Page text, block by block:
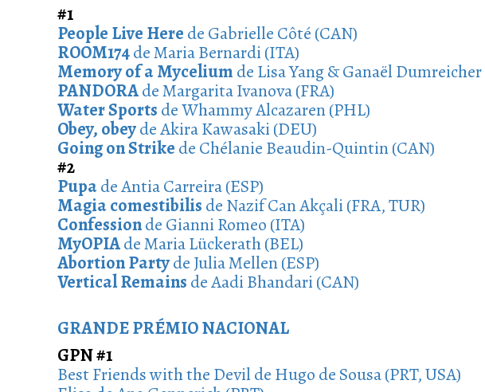
#1
People Live Here de Gabrielle Côté (CAN)
ROOM174de Maria Bernardi (ITA)
Memory of a Mycelium de Lisa Yang & Ganaël
PANDORAde Margarita Ivanova (FRA)
Water Sports de Whammy Alcazaren (PHL)
Obey, obeyde Akira Kawasaki (DEU)
Going on Strike de Chélanie Beaudin-Quintin (CAN)
#2
Pupade Antia Carreira (ESP)
Magia comestibilis de Nazif Can Akçali (FRA, TUR)
Confessionde Gianni Romeo (ITA)
MyOPIAde Maria Lückerath (BEL)
Abortion Partyde Julia Mellen (ESP)
Vertical Remains de Aadi Bhandari (CAN)
GRANDE PRÉMIO NACIONAL
GPN #1
Best Friends with the Devil de Hugo de Sousa (PRT, USA)